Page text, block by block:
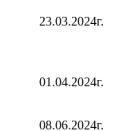
23.03.2024г.
01.04.2024г.
08.06.2024г.